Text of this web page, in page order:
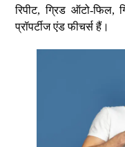
रिपीट, ग्रिड ऑटो-
प्रॉपर्टीज एंड फीचर्स हैं।